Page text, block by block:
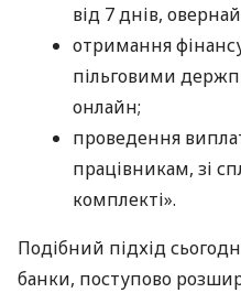
від 7 днів,
отримання
пільговими
онлайн;
проведення
працівникам, зі
комплекті».
Подібний підхід
банки, поступово